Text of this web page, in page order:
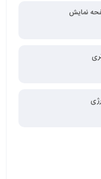
نمایش